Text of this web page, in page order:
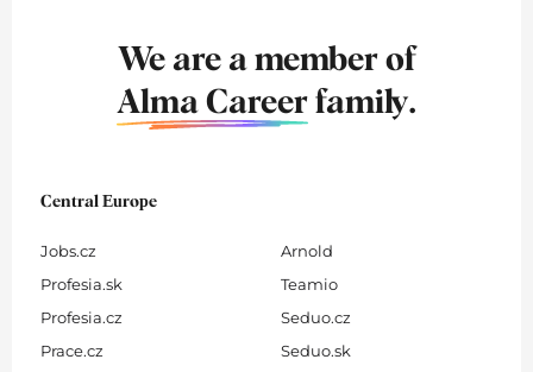
We are a member of
Alma Career family.
Central Europe
Jobs.cz
Profesia.sk
Profesia.cz
Prace.cz
Arnold
Teamio
Seduo.cz
Seduo.sk